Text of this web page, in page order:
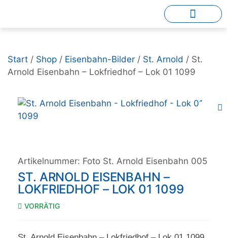
Start / Shop / Eisenbahn-Bilder / St. Arnold / St.
Arnold Eisenbahn – Lokfriedhof – Lok 01 1099
Artikelnummer: Foto St. Arnold Eisenbahn 005
ST. ARNOLD EISENBAHN –
LOKFRIEDHOF – LOK 01 1099
VORRÄTIG